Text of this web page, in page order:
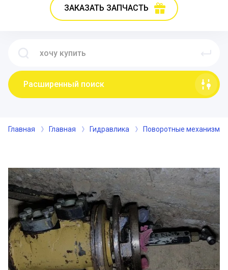
ЗАКАЗАТЬ ЗАПЧАСТЬ
Расширенный поиск
Главная Главная Гидравлика Поворотные механизмы